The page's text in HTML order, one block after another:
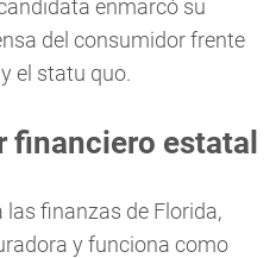
enmarcó su
del consumidor frente
el statu quo.
financiero estatal
las finanzas de Florida,
y funciona como